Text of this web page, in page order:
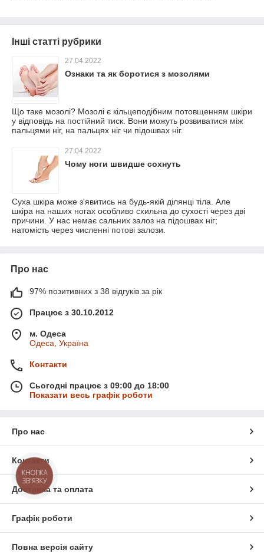
Інші статті рубрики
27.04.2022
Ознаки та як боротися з мозолями
Що таке мозолі? Мозолі є кільцеподібним потовщенням шкіри
у відповідь на постійний тиск. Вони можуть розвиватися між
пальцями ніг, на пальцях ніг чи підошвах ніг.
27.04.2022
Чому ноги швидше сохнуть
Суха шкіра може з'явитись на будь-якій ділянці тіла. Але
шкіра на наших ногах особливо схильна до сухості через дві
причини. У нас немає сальних залоз на підошвах ніг;
натомість через численні потові залози.
Про нас
97% позитивних з 38 відгуків за рік
Працює з 30.10.2012
м. Одеса
Одеса, Україна
Контакти
Сьогодні працює з 09:00 до 18:00
Показати весь графік роботи
Про нас
Контакти
Доставка та оплата
Графік роботи
Повна версія сайту
КНОПКА
ЗВ'ЯЗКУ